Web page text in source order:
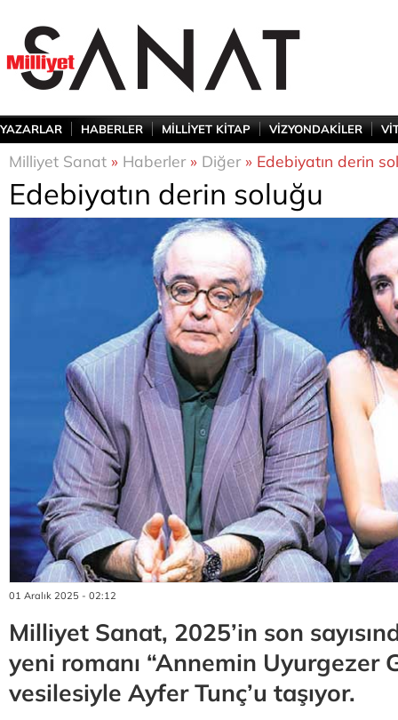
YAZARLAR HABERLER MİLLİYET KİTAP VİZYONDAKİLER
Milliyet Sanat » Haberler» Diğer» Edebiyatın derin
Edebiyatın derin soluğu
01 Aralık 2025 - 02:12
Milliyet Sanat, 2025’in son
yeni romanı “Annemin Uyurgezer
vesilesiyle Ayfer Tunç’u taşıyor.